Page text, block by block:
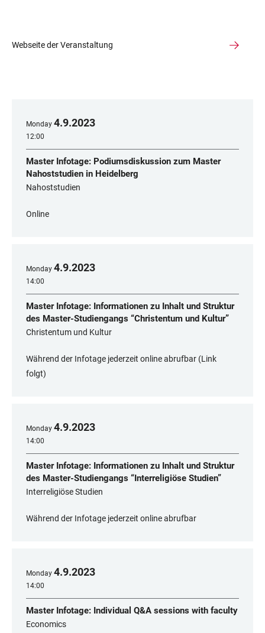
Webseite der Veranstaltung
Monday 4.9.2023
12:00
Master Infotage: Podiumsdiskussion zum Master
Nahoststudien in Heidelberg
Nahoststudien
Online
Monday 4.9.2023
14:00
Master Infotage: Informationen zu Inhalt und Struktur
des Master-Studiengangs “Christentum und Kultur”
Christentum und Kultur
Während der Infotage jederzeit online abrufbar (Link
folgt)
Monday 4.9.2023
14:00
Master Infotage: Informationen zu Inhalt und Struktur
des Master-Studiengangs “Interreligiöse Studien”
Interreligiöse Studien
Während der Infotage jederzeit online abrufbar
Monday 4.9.2023
14:00
Master Infotage: Individual Q&A sessions with faculty
Economics